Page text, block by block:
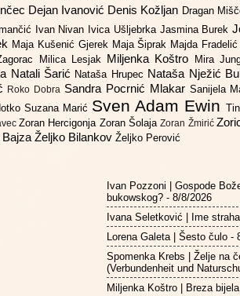
Dejan Ivanović Denis Kožljan Dragan
Ivan Nivan Ivica Ušljebrka Jasmina Burek
Maja Kušenić Gjerek Maja Šiprak Majda Fradelić
Milica Lesjak Miljenka Koštro Mira
Natali Šarić Nataša Hrupec Nataša Nježić
Roko Dobra Sandra Pocrnić Mlakar Sanijela
Suzana Marić Sven Adam Ewin
Zoran Hercigonja Zoran ŠolajaZoran Žmirić
BajzaŽeljko Bilankov Željko Perović
Ivan Pozzoni | Gospode
bukowskog?- 8/8/2026
Ivana Seletković | Ime straha
Lorena Galeta | Šesto čulo-
Spomenka Krebs | Želje na
(Verbundenheit und
Miljenka Koštro | Breza bijela